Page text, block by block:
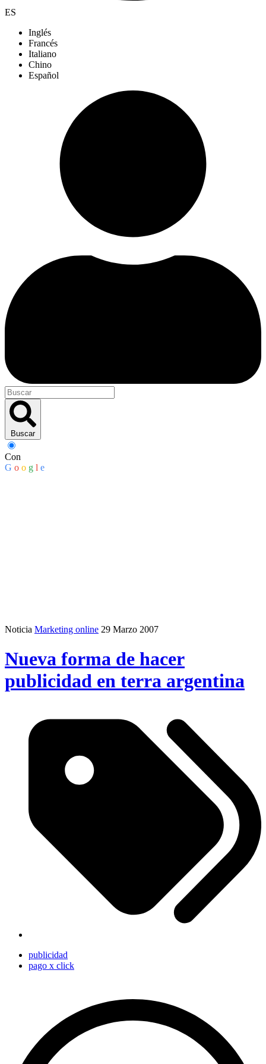
ES
Inglés
Francés
Italiano
Chino
Español
Buscar
Con
G o o g l e
Noticia Marketing online 29 Marzo 2007
Nueva forma de hacer
publicidad en terra argentina
publicidad
pago x click